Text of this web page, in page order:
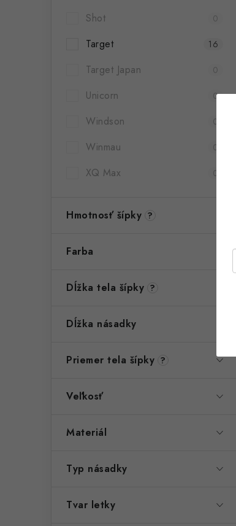
Shot 0
Target 16
Target Japan 0
Unicorn 0
Windson 0
Winmau 0
XQ Max 0
Hmotnosť šípky ?
Farba
Dĺžka tela šípky ?
Dĺžka násadky
Priemer tela šípky ?
Veľkosť
Materiál
Typ násadky
Tvar letky